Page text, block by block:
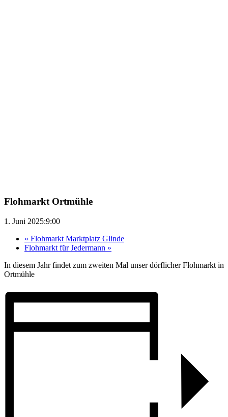
Flohmarkt Ortmühle
1. Juni 2025:9:00
« Flohmarkt Marktplatz Glinde
Flohmarkt für Jedermann »
In diesem Jahr findet zum zweiten Mal unser dörflicher Flohmarkt in
Ortmühle